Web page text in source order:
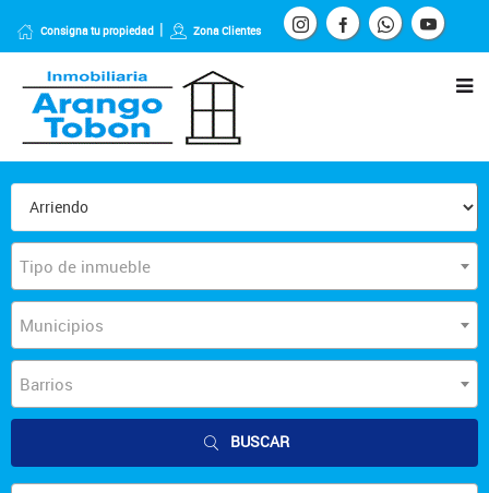
Consigna tu propiedad Zona Clientes
Tipo de inmueble
Municipios
Barrios
BUSCAR